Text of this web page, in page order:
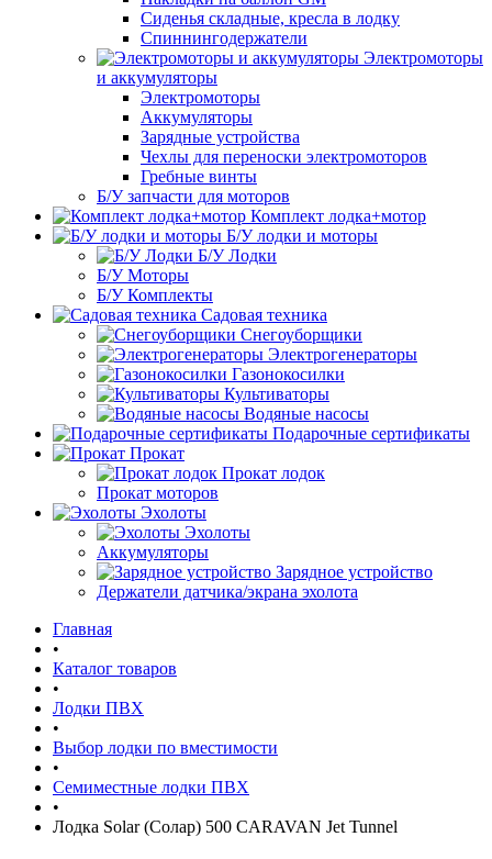
Сиденья складные, кресла в лодку
Спиннингодержатели
Электромоторы
и аккумуляторы
Электромоторы
Аккумуляторы
Зарядные устройства
Чехлы для переноски электромоторов
Гребные винты
Б/У запчасти для моторов
Комплект лодка+мотор
Б/У лодки и моторы
Б/У Лодки
Б/У Моторы
Б/У Комплекты
Садовая техника
Снегоуборщики
Электрогенераторы
Газонокосилки
Культиваторы
Водяные насосы
Подарочные сертификаты
Прокат
Прокат лодок
Прокат моторов
Эхолоты
Эхолоты
Аккумуляторы
Зарядное устройство
Держатели датчика/экрана эхолота
Главная
•
Каталог товаров
•
Лодки ПВХ
•
Выбор лодки по вместимости
•
Семиместные лодки ПВХ
•
Лодка Solar (Солар) 500 CARAVAN Jet Tunnel